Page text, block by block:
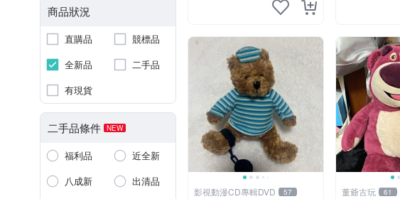
商品狀況
直購品
競標品
全新品
二手品
有現貨
二手品條件 NEW
福利品
近全新
八成新
出清品
影視動漫CD專輯DVD 57 董爺古玩 61